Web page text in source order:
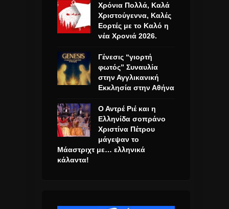
Χρόνια Πολλά, Καλά
Χριστούγεννα, Καλές
Εορτές με το Καλό η
νέα Χρονιά 2026.
Γένεσις “γιορτή
φωτός” Συναυλία
στην Αγγλικανική
Εκκλησία στην Αθήνα
Ο Αντρέ Ριέ και η
Ελληνίδα σοπράνο
Χριστίνα Πέτρου
μάγεψαν το
Μάαστριχτ με… ελληνικά
κάλαντα!